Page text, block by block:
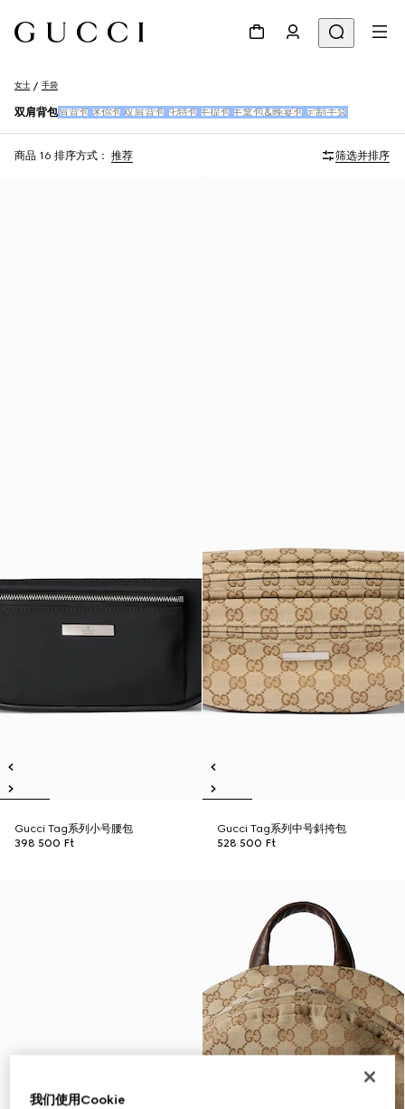
女士 手袋
双肩背包肩背包 迷你包 双肩背包 托特包 手提包 手拿包&晚宴包 定制手袋
商品 16 排序方式： 推荐 筛选并排序
Gucci Tag系列小号腰包
398 500 Ft
Gucci Tag系列中号斜挎包
528 500 Ft
我们使用Cookie